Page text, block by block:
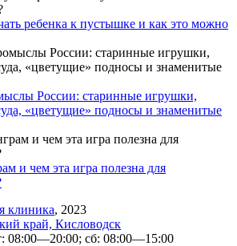
ребенка к пустышке и как это можно
России: старинные игрушки,
«цветущие» подносы и знаменитые
и чем эта игра полезна для
клиника, 2023
край, Кисловодск
08:00—20:00; сб: 08:00—15:00